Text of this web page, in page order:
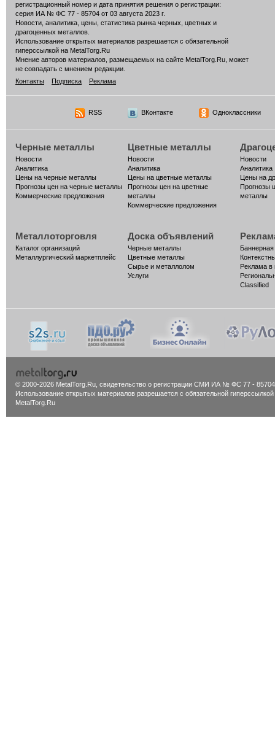
регистрационный номер и дата принятия решения о регистрации:
серия ИА № ФС 77 - 85704 от 03 августа 2023 г.
Новости, аналитика, цены, статистика рынка черных, цветных и
драгоценных металлов.
Использование открытых материалов разрешается с обязательной
гиперссылкой на MetalTorg.Ru
Мнение авторов материалов, размещаемых на сайте MetalTorg.Ru, может
не совпадать с мнением редакции.
Контакты
Подписка Реклама
RSS ВКонтакте Одноклассники
Черные металлы
Новости
Аналитика
Цены на черные металлы
Прогнозы цен на черные металлы
Коммерческие предложения
Цветные металлы
Новости
Аналитика
Цены на цветные металлы
Прогнозы цен на цветные
металлы
Коммерческие предложения
Новости
Аналитика
Цены на
Прогнозы
металлы
Металлоторговля
Каталог организаций
Металлургический маркетплейс
Доска объявлений
Черные металлы
Цветные металлы
Сырье и металлолом
Услуги
Реклама в
Classified
© 2000-2026 MetalTorg.Ru, cвидетельство о регистрации СМИ ИА № ФС 77 - 85704
Использование открытых материалов разрешается с обязательной гиперссылкой
MetalTorg.Ru